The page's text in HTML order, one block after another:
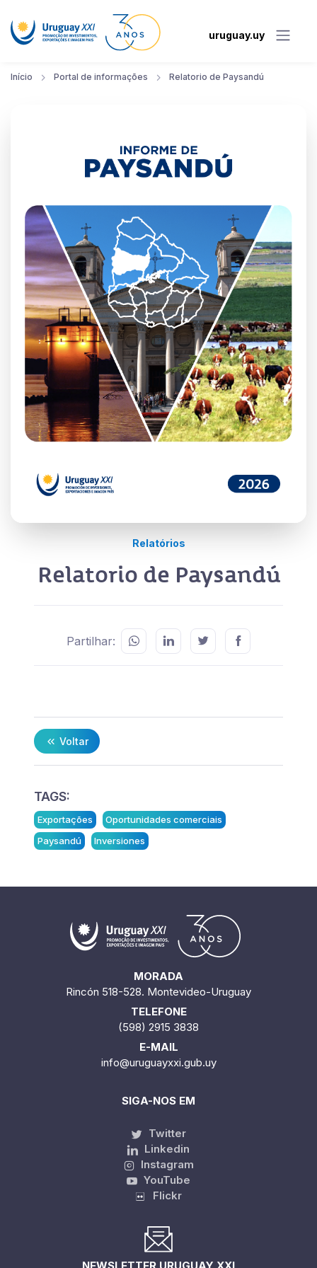
uruguay.uy
Início Portal de informações Relatorio de Paysandú
Relatórios
Relatorio de Paysandú
Partilhar:
Voltar
TAGS:
Exportações
Oportunidades comerciais
Paysandú
Inversiones
MORADA
Rincón 518-528. Montevideo-Uruguay
TELEFONE
(598) 2915 3838
E-MAIL
info@uruguayxxi.gub.uy
SIGA-NOS EM
Twitter
Linkedin
Instagram
YouTube
Flickr